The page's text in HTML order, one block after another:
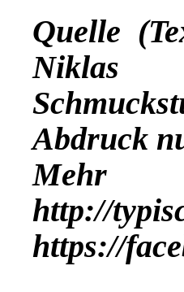
Quelle
Niklas
Abdruck
http://
https://